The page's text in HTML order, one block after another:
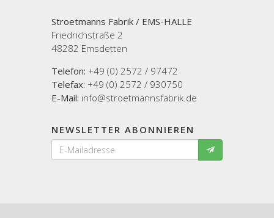
Stroetmanns Fabrik / EMS-HALLE
Friedrichstraße 2
48282 Emsdetten
Telefon: +49 (0) 2572 / 97472
Telefax: +49 (0) 2572 / 930750
E-Mail: info@stroetmannsfabrik.de
NEWSLETTER ABONNIEREN